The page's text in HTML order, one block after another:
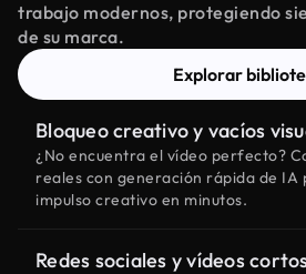
trabajo modernos, protegiendo
de su marca.
Explorar
Bloqueo creativo y vacíos
¿No encuentra el vídeo perfecto?
reales con generación rápida de IA
impulso creativo en minutos.
Redes sociales y vídeos